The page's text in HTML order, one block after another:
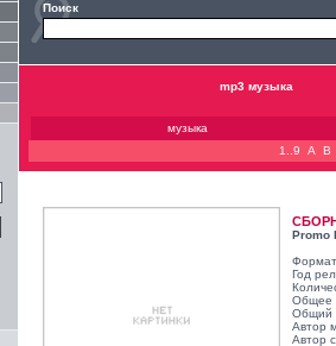
Поиск
mp3 музыка
музыка
1..9
A B
Promo
Год
Общее
Общий
Автор
Автор